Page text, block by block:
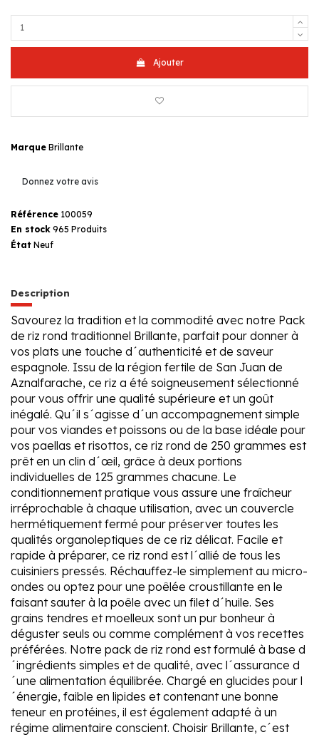
Ajouter
Marque Brillante
Donnez votre avis
Référence 100059
En stock 965 Produits
État Neuf
Description
Savourez la tradition et la commodité avec notre Pack
de riz rond traditionnel Brillante, parfait pour donner à
vos plats une touche d´authenticité et de saveur
espagnole. Issu de la région fertile de San Juan de
Aznalfarache, ce riz a été soigneusement sélectionné
pour vous offrir une qualité supérieure et un goût
inégalé. Qu´il s´agisse d´un accompagnement simple
pour vos viandes et poissons ou de la base idéale pour
vos paellas et risottos, ce riz rond de 250 grammes est
prêt en un clin d´œil, grâce à deux portions
individuelles de 125 grammes chacune. Le
conditionnement pratique vous assure une fraîcheur
irréprochable à chaque utilisation, avec un couvercle
hermétiquement fermé pour préserver toutes les
qualités organoleptiques de ce riz délicat. Facile et
rapide à préparer, ce riz rond est l´allié de tous les
cuisiniers pressés. Réchauffez-le simplement au micro-
ondes ou optez pour une poêlée croustillante en le
faisant sauter à la poêle avec un filet d´huile. Ses
grains tendres et moelleux sont un pur bonheur à
déguster seuls ou comme complément à vos recettes
préférées. Notre pack de riz rond est formulé à base d
´ingrédients simples et de qualité, avec l´assurance d
´une alimentation équilibrée. Chargé en glucides pour l
´énergie, faible en lipides et contenant une bonne
teneur en protéines, il est également adapté à un
régime alimentaire conscient. Choisir Brillante, c´est